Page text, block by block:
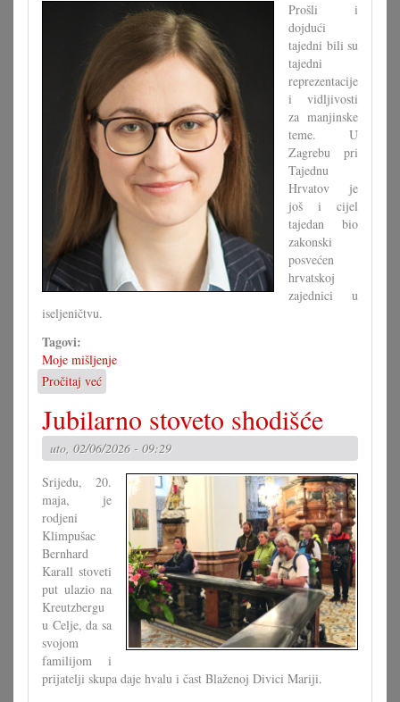
Prošli i
dojdući
tajedni bili su
tajedni
reprezentacije
i vidljivosti
za manjinske
teme. U
Zagrebu pri
Tajednu
Hrvatov je
još i cijel
tajedan bio
zakonski
posvećen
hrvatskoj
zajednici u
iseljeničtvu.
Tagovi:
Moje mišljenje
Pročitaj već
Je
li
zaista
znamo
kanimo?
Jubilarno stoveto shodišće
uto, 02/06/2026 - 09:29
Srijedu, 20.
maja, je
rodjeni
Klimpušac
Bernhard
Karall stoveti
put ulazio na
Kreutzbergu
u Celje, da sa
svojom
familijom i
prijatelji skupa daje hvalu i čast Blaženoj Divici Mariji.